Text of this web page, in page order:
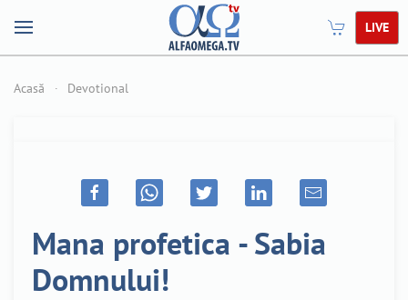
LIVE
Acasă Devotional
Mana profetica - Sabia
Domnului!